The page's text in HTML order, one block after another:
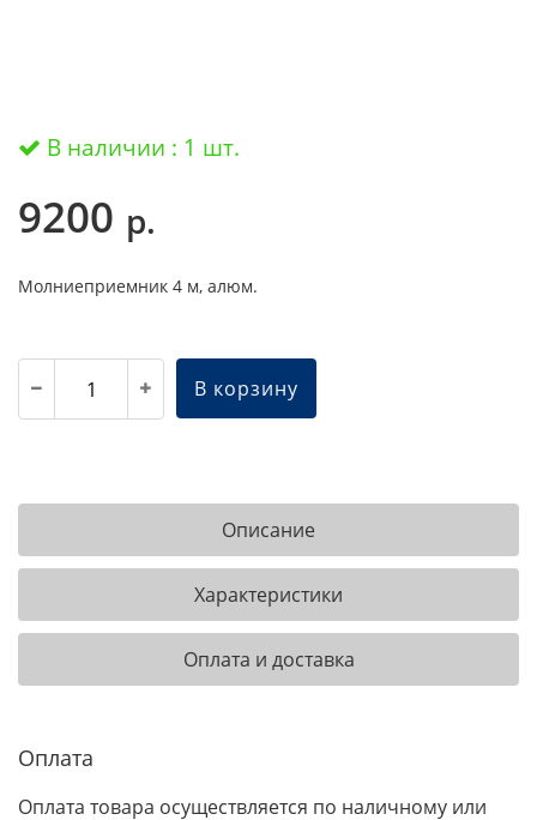
В наличии : 1 шт.
9200 р.
Молниеприемник 4 м, алюм.
В корзину
Описание
Характеристики
Оплата и доставка
Оплата
Оплата товара осуществляется по наличному или